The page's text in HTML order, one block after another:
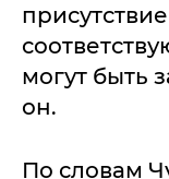
могут быть
он.
По словам